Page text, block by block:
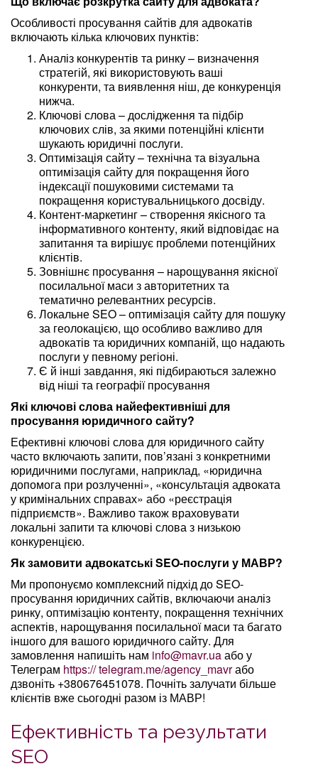
Особливості просування сайтів для адвокатів
включають кілька ключових пунктів:
Аналіз конкурентів та ринку – визначення
стратегій, які використовують ваші
конкуренти, та виявлення ніш, де конкуренція
нижча.
Ключові слова – дослідження та підбір
ключових слів, за якими потенційні клієнти
шукають юридичні послуги.
Оптимізація сайту – технічна та візуальна
оптимізація сайту для покращення його
індексації пошуковими системами та
покращення користувальницького досвіду.
Контент-маркетинг – створення якісного та
інформативного контенту, який відповідає на
запитання та вирішує проблеми потенційних
клієнтів.
Зовнішнє просування – нарощування якісної
посилальної маси з авторитетних та
тематично релевантних ресурсів.
Локальне SEO – оптимізація сайту для пошуку
за геолокацією, що особливо важливо для
адвокатів та юридичних компаній, що надають
послуги у певному регіоні.
Є й інші завдання, які підбираються залежно
від ніші та географії просування
Які ключові слова найефективніші для
просування юридичного сайту?
Ефективні ключові слова для юридичного сайту
часто включають запити, пов’язані з конкретними
юридичними послугами, наприклад, «юридична
допомога при розлученні», «консультація адвоката
у кримінальних справах» або «реєстрація
підприємств». Важливо також враховувати
локальні запити та ключові слова з низькою
конкуренцією.
Як замовити адвокатські SEO-послуги у МАВР?
Ми пропонуємо комплексний підхід до SEO-
просування юридичних сайтів, включаючи аналіз
ринку, оптимізацію контенту, покращення технічних
аспектів, нарощування посилальної маси та багато
іншого для вашого юридичного сайту. Для
замовлення напишіть нам info@mavr.uaабо у
Телеграм https:// telegram.me/agency_mavrабо
дзвоніть +380676451078. Почніть залучати більше
клієнтів вже сьогодні разом із МАВР!
Ефективність та результати
SEO